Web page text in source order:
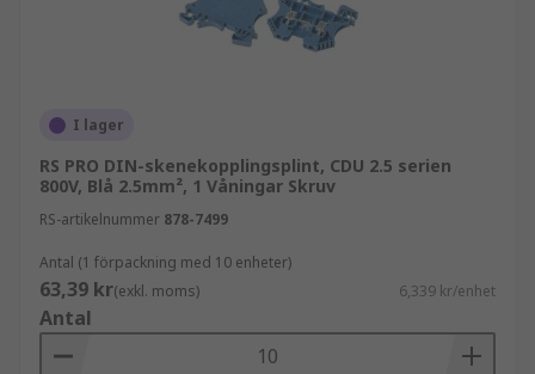
elinstallationerStyrning av värme och
luftkonditionering
I lager
RS PRO DIN-skenekopplingsplint, CDU 2.5 serien
800V, Blå 2.5mm², 1 Våningar Skruv
RS-artikelnummer 878-7499
Antal (1 förpackning med 10 enheter)
63,39 kr(exkl. moms) 6,339 kr/enhet
Antal